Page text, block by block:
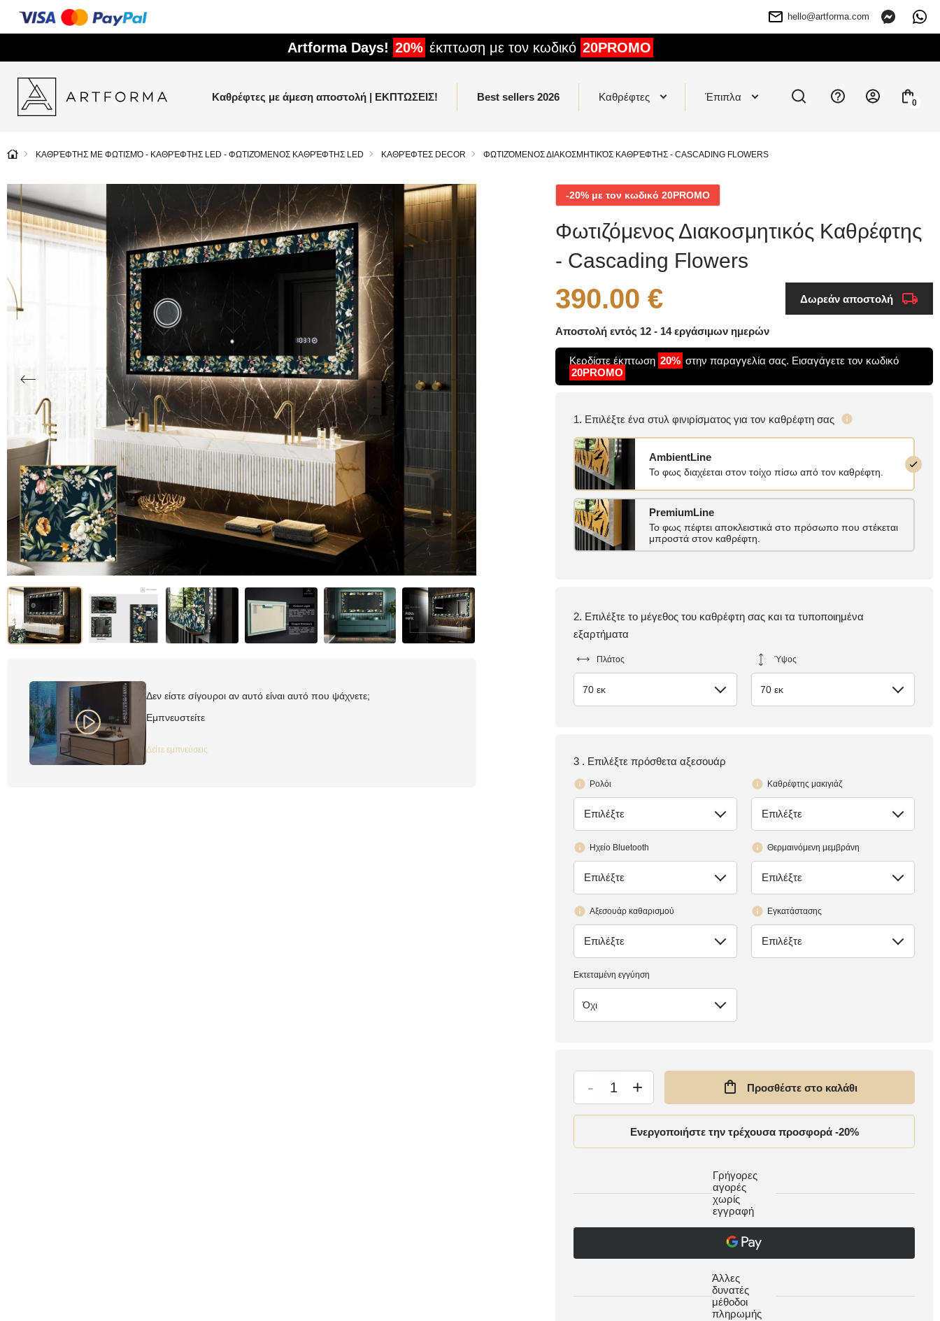
hello@artforma.com
Artforma Days! 20% έκπτωση με τον κωδικό 20PROMO
Καθρέφτες με άμεση αποστολή | ΕΚΠΤΩΣΕΙΣ! Best sellers 2026 Καθρέφτες Έπιπλα 0
ΚΑΘΡΈΦΤΗΣ ΜΕ ΦΩΤΙΣΜΌ - ΚΑΘΡΈΦΤΗΣ LED - ΦΩΤΙΖΌΜΕΝΟΣ ΚΑΘΡΈΦΤΗΣ LED ΚΑΘΡΈΦΤΕΣ DECOR ΦΩΤΙΖΌΜΕΝΟΣ ΔΙΑΚΟΣΜΗΤΙΚΌΣ ΚΑΘΡΈΦΤΗΣ - CASCADING FLOWERS
Δεν είστε σίγουροι αν αυτό είναι αυτό που ψάχνετε;
Εμπνευστείτε
Δείτε εμπνεύσεις
-20% με τον κωδικό 20PROMO
Φωτιζόμενος Διακοσμητικός Καθρέφτης
- Cascading Flowers
390.00 € Δωρεάν αποστολή
Αποστολή εντός 12 - 14 εργάσιμων ημερών
Κερδίστε έκπτωση 20% στην παραγγελία σας. Εισαγάγετε τον κωδικό
20PROMO
1. Επιλέξτε ένα στυλ φινιρίσματος για τον καθρέφτη σας
AmbientLine
Το φως διαχέεται στον τοίχο πίσω από τον καθρέφτη.
PremiumLine
Το φως πέφτει αποκλειστικά στο πρόσωπο που στέκεται
μπροστά στον καθρέφτη.
2. Επιλέξτε το μέγεθος του καθρέφτη σας και τα τυποποιημένα
εξαρτήματα
Πλάτος
70 εκ
Ύψος
70 εκ
3 . Επιλέξτε πρόσθετα αξεσουάρ
Ρολόι
έλλειψη
Επιλέξτε
Καθρέφτης μακιγιάζ
έλλειψη
Επιλέξτε
Ηχείο Bluetooth
έλλειψη
Επιλέξτε
Θερμαινόμενη μεμβράνη
έλλειψη
Επιλέξτε
Αξεσουάρ καθαρισμού
έλλειψη
Επιλέξτε
Εγκατάστασης
έλλειψη
Επιλέξτε
Εκτεταμένη εγγύηση
Όχι
- + Προσθέστε στο καλάθι
Ενεργοποιήστε την τρέχουσα προσφορά -20%
Γρήγορες
αγορές
χωρίς
εγγραφή
Άλλες
δυνατές
μέθοδοι
πληρωμής